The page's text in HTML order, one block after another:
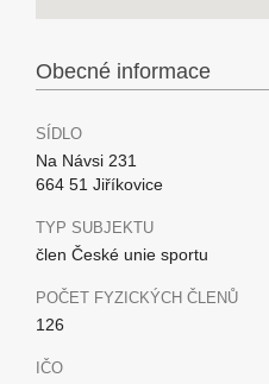
Obecné informace
SÍDLO
Na Návsi 231
664 51 Jiříkovice
TYP SUBJEKTU
člen České unie sportu
POČET FYZICKÝCH ČLENŮ
126
IČO